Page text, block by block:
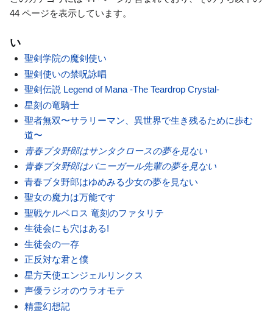
44 ページを表示しています。
い
聖剣学院の魔剣使い
聖剣使いの禁呪詠唱
聖剣伝説 Legend of Mana -The Teardrop Crystal-
星刻の竜騎士
聖者無双〜サラリーマン、異世界で生き残るために歩む
道〜
青春ブタ野郎はサンタクロースの夢を見ない
青春ブタ野郎はバニーガール先輩の夢を見ない
青春ブタ野郎はゆめみる少女の夢を見ない
聖女の魔力は万能です
聖戦ケルベロス 竜刻のファタリテ
生徒会にも穴はある!
生徒会の一存
正反対な君と僕
星方天使エンジェルリンクス
声優ラジオのウラオモテ
精霊幻想記